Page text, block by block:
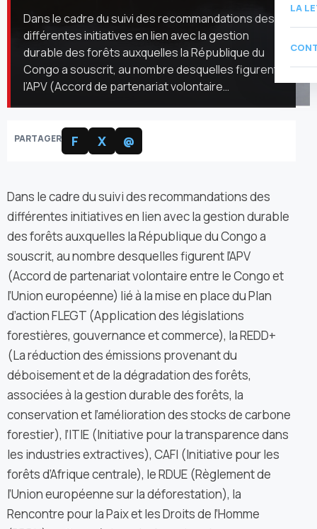
LA
Dans le cadre du suivi des recommandations des
différentes initiatives en lien avec la gestion
durable des forêts auxquelles la République du
Congo a souscrit, au nombre desquelles figurent
l’APV (Accord de partenariat volontaire…
PARTAGER F X @
Dans le cadre du suivi des recommandations des
différentes initiatives en lien avec la gestion durable
des forêts auxquelles la République du Congo a
souscrit, au nombre desquelles figurent l’APV
(Accord de partenariat volontaire entre le Congo et
l’Union européenne) lié à la mise en place du Plan
d’action FLEGT (Application des législations
forestières, gouvernance et commerce), la REDD+
(La réduction des émissions provenant du
déboisement et de la dégradation des forêts,
associées à la gestion durable des forêts, la
conservation et l’amélioration des stocks de carbone
forestier), l’ITIE (Initiative pour la transparence dans
les industries extractives), CAFI (Initiative pour les
forêts d’Afrique centrale), le RDUE (Règlement de
l’Union européenne sur la déforestation), la
Rencontre pour la Paix et les Droits de l’Homme